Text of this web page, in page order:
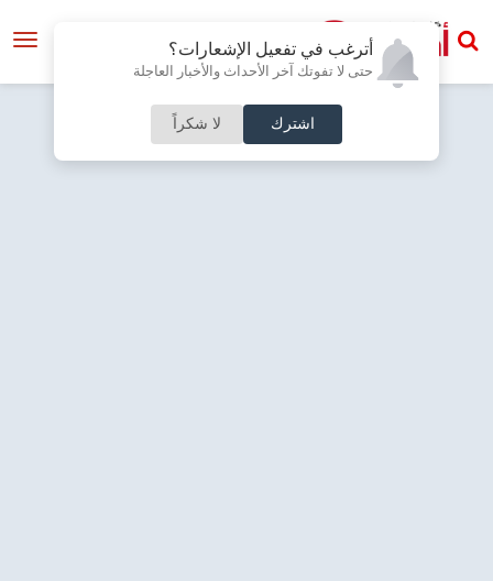
أترغب في تفعيل الإشعارات؟
حتى لا تفوتك آخر الأحداث والأخبار العاجلة
اشترك لا شكراً